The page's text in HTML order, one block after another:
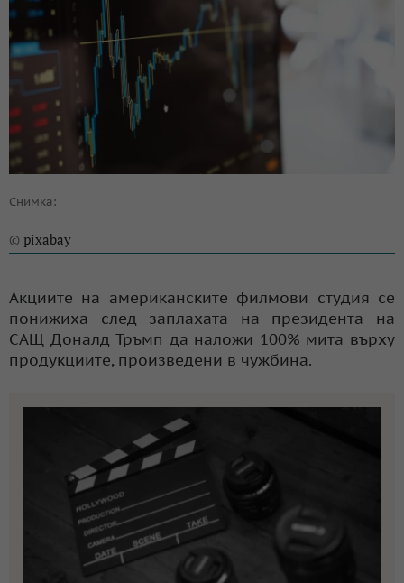
Снимка:
© pixabay
Акциите на американските филмови студия се
понижиха след заплахата на президента на
САЩ Доналд Тръмп да наложи 100% мита върху
продукциите, произведени в чужбина.